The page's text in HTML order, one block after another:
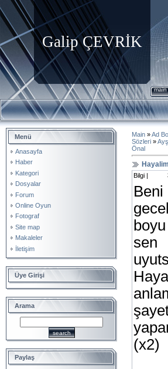
Galip ÇEVRİK
main
Menü
Anasayfa
Haber
Kategori
Dosyalar
Forum
Online Oyun
Fotograf
Site map
Makaleler
İletişim
Üye Girişi
Arama
Paylaş
Main »Ad
Sözleri »
Önal
Bilgi |
Beni
sen
(x2)